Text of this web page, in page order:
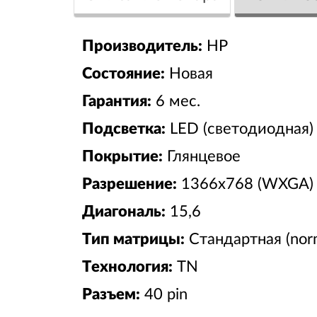
Производитель: HP
Состояние: Новая
Гарантия: 6 мес.
Подсветка: LED (светодиодная)
Покрытие: Глянцевое
Разрешение: 1366x768 (WXGA)
Диагональ: 15,6
Тип матрицы: Стандартная
Технология: TN
Разъем: 40 pin